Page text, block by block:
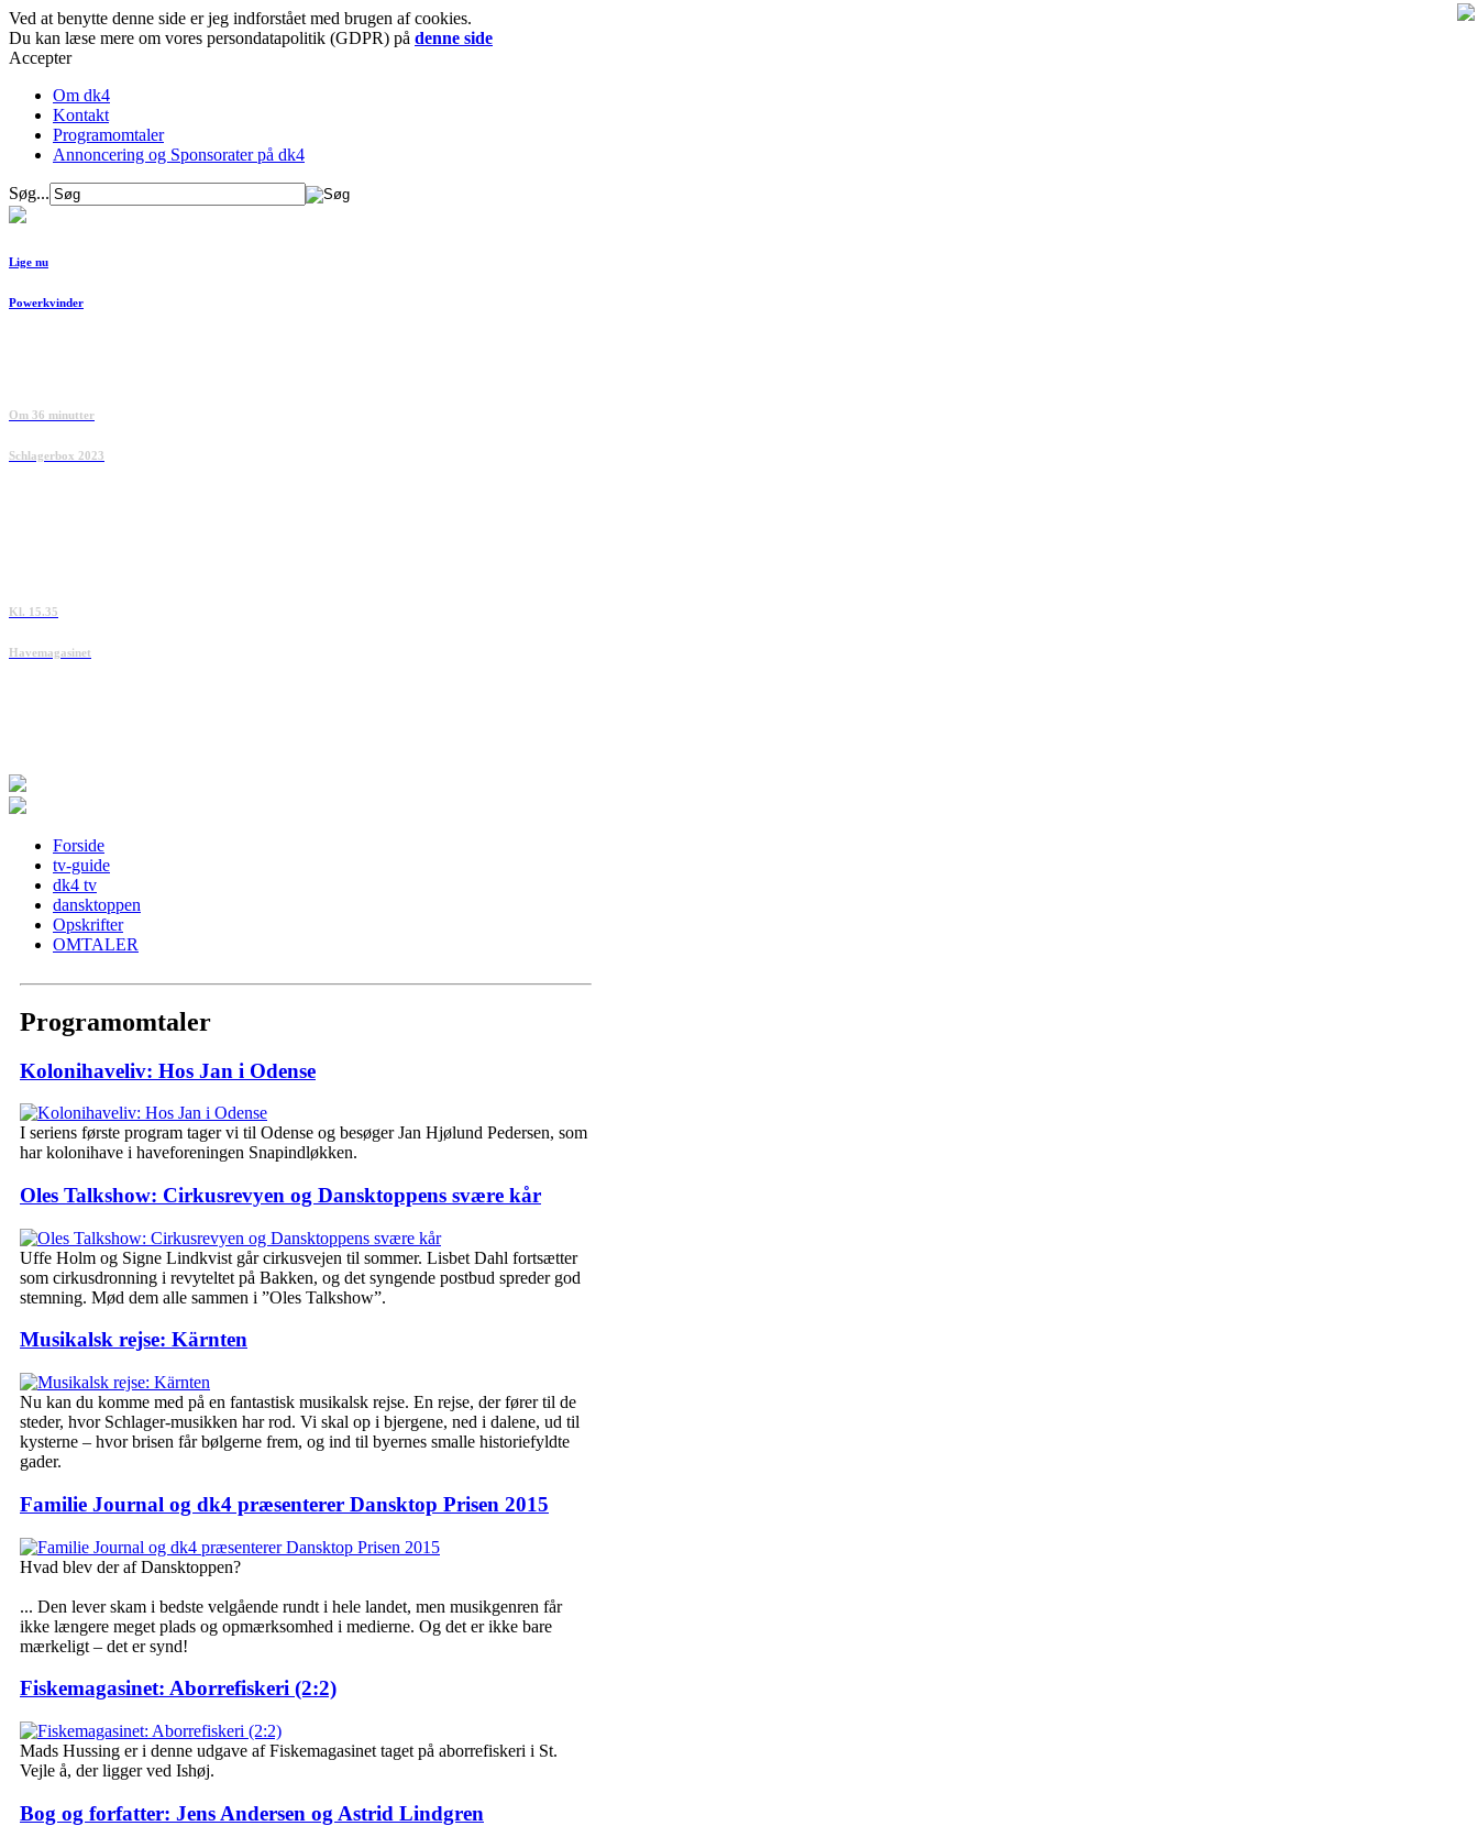
Ved at benytte denne side er jeg indforstået med brugen af cookies.
Du kan læse mere om vores persondatapolitik (GDPR) på denne side
Accepter
Om dk4
Kontakt
Programomtaler
Annoncering og Sponsorater på dk4
Søg...
Lige nu
Powerkvinder
Om 36 minutter
Schlagerbox 2023
Kl. 15.35
Havemagasinet
Forside
tv-guide
dk4 tv
dansktoppen
Opskrifter
OMTALER
Programomtaler
Kolonihaveliv: Hos Jan i Odense
I seriens første program tager vi til Odense og besøger Jan Hjølund Pedersen, som
har kolonihave i haveforeningen Snapindløkken.
Oles Talkshow: Cirkusrevyen og Dansktoppens svære kår
Uffe Holm og Signe Lindkvist går cirkusvejen til sommer. Lisbet Dahl fortsætter
som cirkusdronning i revyteltet på Bakken, og det syngende postbud spreder god
stemning. Mød dem alle sammen i ”Oles Talkshow”.
Musikalsk rejse: Kärnten
Nu kan du komme med på en fantastisk musikalsk rejse. En rejse, der fører til de
steder, hvor Schlager-musikken har rod. Vi skal op i bjergene, ned i dalene, ud til
kysterne – hvor brisen får bølgerne frem, og ind til byernes smalle historiefyldte
gader.
Familie Journal og dk4 præsenterer Dansktop Prisen 2015
Hvad blev der af Dansktoppen?
... Den lever skam i bedste velgående rundt i hele landet, men musikgenren får
ikke længere meget plads og opmærksomhed i medierne. Og det er ikke bare
mærkeligt – det er synd!
Fiskemagasinet: Aborrefiskeri (2:2)
Mads Hussing er i denne udgave af Fiskemagasinet taget på aborrefiskeri i St.
Vejle å, der ligger ved Ishøj.
Bog og forfatter: Jens Andersen og Astrid Lindgren